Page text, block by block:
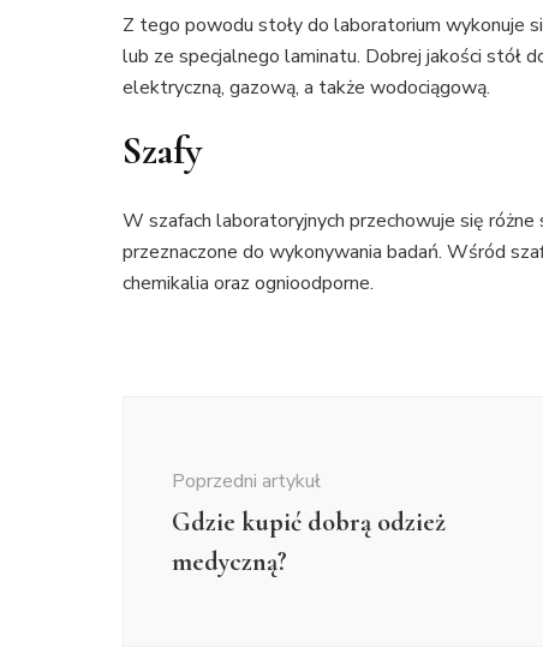
Z tego powodu stoły do laboratorium wykonuje
lub ze specjalnego laminatu. Dobrej jakości stół
elektryczną, gazową, a także wodociągową.
Szafy
W szafach laboratoryjnych przechowuje się
przeznaczone do wykonywania badań. Wśród
chemikalia oraz ognioodporne.
Poprzedni artykuł
Gdzie kupić dobrą odzież
medyczną?